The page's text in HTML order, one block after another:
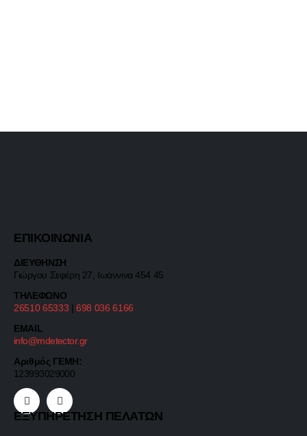
ΕΠΙΚΟΙΝΩΝΙΑ
ΔΙΕΥΘΗΝΣΗ
Γιώργου Σεφέρη 27, Ιωάννινα 454 45
ΤΗΛΕΦΩΝΟ
26510 65333 |698 036 6166
EMAIL
info@mdetector.gr
Αριθμός ΓΕΜΗ:
123993029000
ΕΞΥΠΗΡΕΤΗΣΗ ΠΕΛΑΤΩΝ